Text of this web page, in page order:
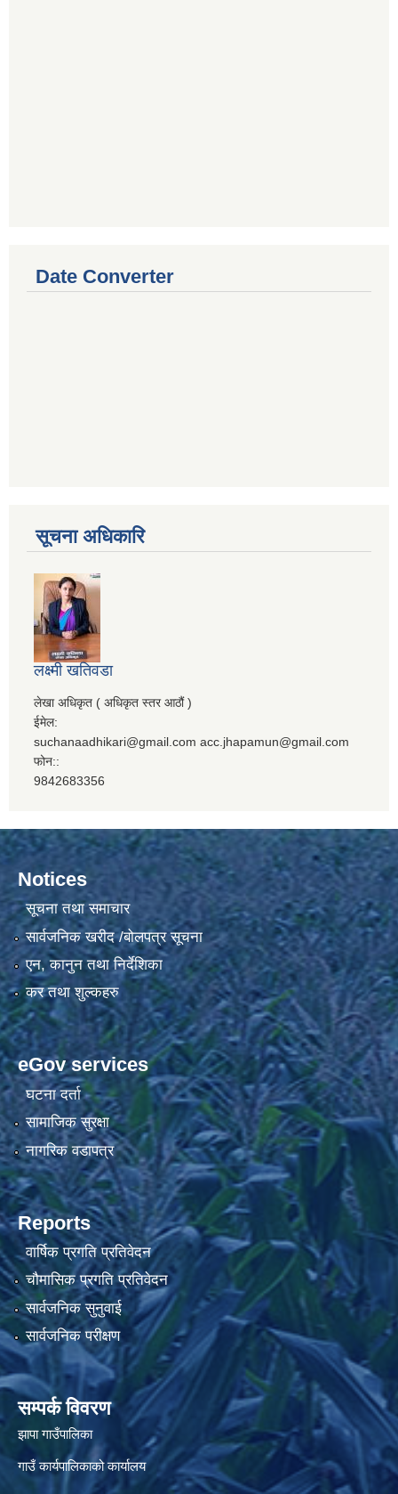
Date Converter
सूचना अधिकारि
लक्ष्मी खतिवडा
लेखा अधिकृत ( अधिकृत स्तर आठौं )
ईमेल:
suchanaadhikari@gmail.com acc.jhapamun@gmail.com
फोन::
9842683356
Notices
सूचना तथा समाचार
सार्वजनिक खरीद /बोलपत्र सूचना
एन, कानुन तथा निर्देशिका
कर तथा शुल्कहरु
eGov services
घटना दर्ता
सामाजिक सुरक्षा
नागरिक वडापत्र
Reports
वार्षिक प्रगति प्रतिवेदन
चौमासिक प्रगति प्रतिवेदन
सार्वजनिक सुनुवाई
सार्वजनिक परीक्षण
सम्पर्क विवरण
झापा गाउँपालिका
गाउँ कार्यपालिकाको कार्यालय